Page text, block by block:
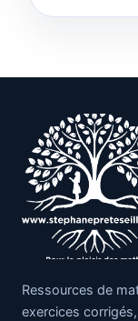
Ressources de
exercices